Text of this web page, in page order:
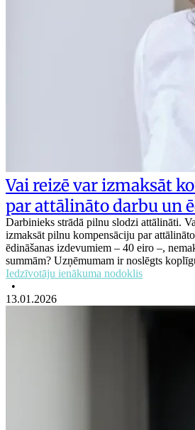
Vai reizē var izmaksāt
par attālināto darbu un
Darbinieks strādā pilnu slodzi attālināti.
izmaksāt pilnu kompensāciju par
ēdināšanas izdevumiem – 40 eiro –,
summām? Uzņēmumam ir noslēgts
Iedzīvotāju ienākuma nodoklis
•
13.01.2026